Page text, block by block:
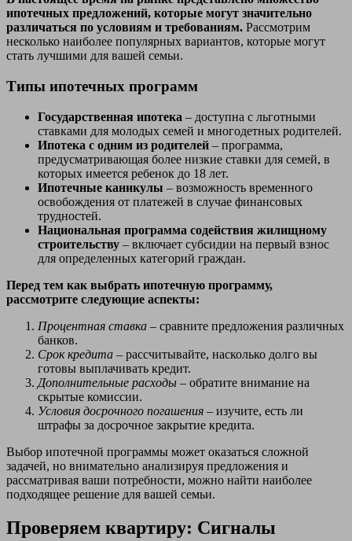
ипотечных предложений, которые могут значительно
различаться по условиям и требованиям. Рассмотрим
несколько наиболее популярных вариантов, которые могут
стать лучшими для вашей семьи.
Типы ипотечных программ
Государственная ипотека – доступна с льготными
ставками для молодых семей и многодетных родителей.
Ипотека с одним из родителей – программа,
предусматривающая более низкие ставки для семей, в
которых имеется ребенок до 18 лет.
Ипотечные каникулы – возможность временного
освобождения от платежей в случае финансовых
трудностей.
Национальная программа содействия жилищному
строительству – включает субсидии на первый взнос
для определенных категорий граждан.
Перед тем как выбрать ипотечную программу,
рассмотрите следующие аспекты:
Процентная ставка – сравните предложения различных
банков.
Срок кредита – рассчитывайте, насколько долго вы
готовы выплачивать кредит.
Дополнительные расходы – обратите внимание на
скрытые комиссии.
Условия досрочного погашения – изучите, есть ли
штрафы за досрочное закрытие кредита.
Выбор ипотечной программы может оказаться сложной
задачей, но внимательно анализируя предложения и
рассматривая ваши потребности, можно найти наиболее
подходящее решение для вашей семьи.
Проверяем квартиру: Сигналы